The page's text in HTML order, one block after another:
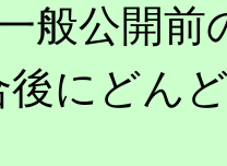
般公開前
後にどん